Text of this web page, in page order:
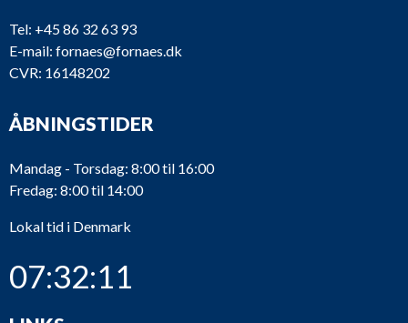
Tel: +45 86 32 63 93
E-mail: fornaes@fornaes.dk
CVR: 16148202
ÅBNINGSTIDER
Mandag - Torsdag: 8:00 til 16:00
Fredag: 8:00 til 14:00
Lokal tid i Denmark
07:32:11